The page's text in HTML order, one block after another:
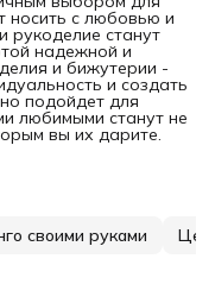
носить с любовью и
рукоделие станут
надежной и
и бижутерии -
и создать
подойдет для
любимыми станут не
вы их дарите.
своими руками